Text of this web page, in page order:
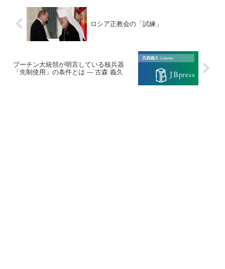
ロシア正教会の「試練」
プーチン大統領が明言している核兵器
「先制使用」の条件とは --- 古森 義久